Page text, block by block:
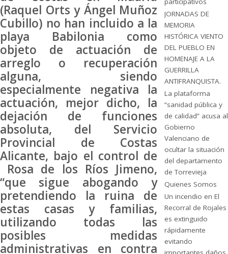
(Raquel Orts y Ángel Muñoz
Cubillo) no han incluido a la
playa Babilonia como
objeto de actuación de
arreglo o recuperación
alguna, siendo
especialmente negativa la
actuación, mejor dicho, la
dejación de funciones
absoluta, del Servicio
Provincial de Costas
Alicante, bajo el control de
Rosa de los Ríos Jimeno,
“que sigue abogando y
pretendiendo la ruina de
estas casas y familias,
utilizando todas las
posibles medidas
administrativas en contra
JORNADAS DE
MEMORIA
HISTÓRICA VIENTO
DEL PUEBLO EN
HOMENAJE A LA
GUERRILLA
ANTIFRANQUISTA.
La plataforma
“sanidad pública y
de calidad” acusa al
Gobierno
Valenciano de
ocultar la situación
del departamento
de Torrevieja
Quienes Somos
Un incendio en El
Recorral de Rojales
es extinguido
rápidamente
evitando